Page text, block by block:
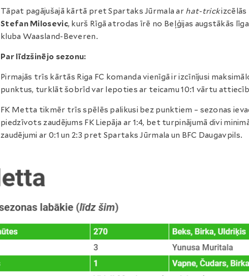
Tāpat pagājušajā kārtā pret Spartaks Jūrmala ar hat-trickizcēlās
Stefan Milosevic, kurš Rīgā atrodas īrē no Beļģijas augstākās
kluba Waasland-Beveren.
Par līdzšinējo sezonu:
Pirmajās trīs kārtās Riga FC komanda vienīgā ir izcīnījusi
punktus, turklāt šobrīd var lepoties ar teicamu 10:1 vārtu
FK Metta tikmēr trīs spēlēs palikusi bez punktiem – sezonas
piedzīvots zaudējums FK Liepāja ar 1:4, bet turpinājumā divi
zaudējumi ar 0:1 un 2:3 pret Spartaks Jūrmala un BFC Daugavpils.